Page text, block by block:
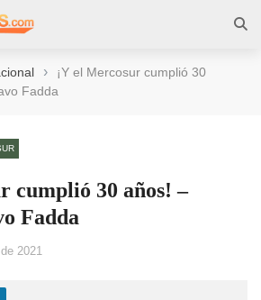
›
¡Y el Mercosur cumplió 30
Fadda
cumplió 30 años! –
Fadda
2021